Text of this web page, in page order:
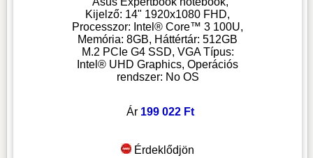
Kijelző: 14" 1920x1080 FHD,
Processzor: Intel® Core™ 3 100U,
Memória: 8GB, Háttértár: 512GB
M.2 PCIe G4 SSD, VGA Típus:
Intel® UHD Graphics, Operációs
rendszer: No OS
Ár 199 022 Ft
Érdeklődjön